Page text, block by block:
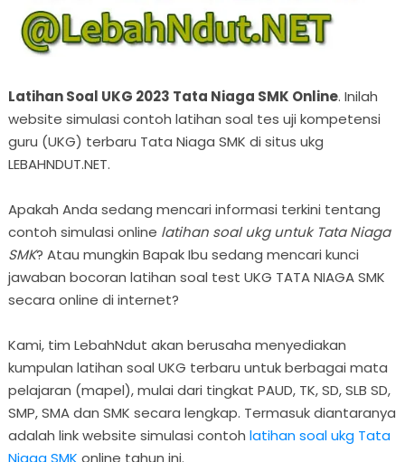
Latihan Soal UKG 2023 Tata Niaga SMK Online. Inilah
website simulasi contoh latihan soal tes uji kompetensi
guru (UKG) terbaru Tata Niaga SMK di situs ukg
LEBAHNDUT.NET.
Apakah Anda sedang mencari informasi terkini tentang
contoh simulasi online latihan soal ukg untuk Tata Niaga
SMK? Atau mungkin Bapak Ibu sedang mencari kunci
jawaban bocoran latihan soal test UKG TATA NIAGA SMK
secara online di internet?
Kami, tim LebahNdut akan berusaha menyediakan
kumpulan latihan soal UKG terbaru untuk berbagai mata
pelajaran (mapel), mulai dari tingkat PAUD, TK, SD, SLB SD,
SMP, SMA dan SMK secara lengkap. Termasuk diantaranya
adalah link website simulasi contoh latihan soal ukg Tata